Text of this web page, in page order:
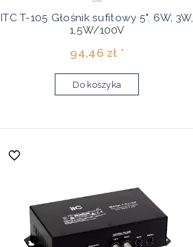
ITC T-105 Głośnik sufitowy 5". 6W, 3W,
1,5W/100V
94,46 zł *
Do koszyka